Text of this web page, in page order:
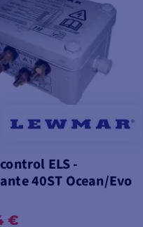
ELS -
40ST Ocean/Evo
€